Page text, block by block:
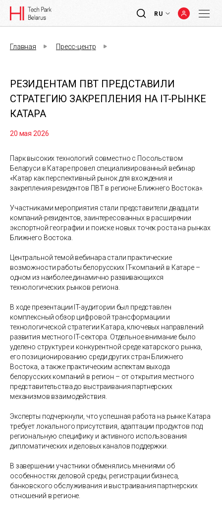
RU
Главная Пресс-центр
РЕЗИДЕНТАМ ПВТ ПРЕДСТАВИЛИ
СТРАТЕГИЮ ЗАКРЕПЛЕНИЯ НА IT-РЫНКЕ
КАТАРА
20 мая 2026
Парк высоких технологий совместно с Посольством
Беларуси в Катаре провел специализированный вебинар
«Катар как перспективный рынок для вхождения и
закрепления резидентов ПВТ в регионе Ближнего Востока».
Участниками мероприятия стали представители двадцати
компаний-резидентов, заинтересованных в расширении
экспортной географии и поиске новых точек роста на рынках
Ближнего Востока.
Центральной темой вебинара стали практические
возможности работы белорусских IT-компаний в Катаре –
одном из наиболее динамично развивающихся
технологических рынков региона.
В ходе презентации IT-аудитории был представлен
комплексный обзор цифровой трансформации и
технологической стратегии Катара, ключевых направлений
развития местного IT-сектора. Отдельное внимание было
уделено структуре и конкурентной среде катарского рынка,
его позиционированию среди других стран Ближнего
Востока, а также практическим аспектам выхода
белорусских компаний в регион – от открытия местного
представительства до выстраивания партнерских
механизмов взаимодействия.
Эксперты подчеркнули, что успешная работа на рынке Катара
требует локального присутствия, адаптации продуктов под
региональную специфику и активного использования
дипломатических и деловых каналов поддержки.
В завершении участники обменялись мнениями об
особенностях деловой среды, регистрации бизнеса,
банковского обслуживания и выстраивания партнерских
отношений в регионе.